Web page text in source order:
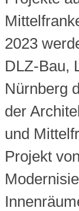
2023
DLZ-Bau,
Nürnberg
der
und
Projekt